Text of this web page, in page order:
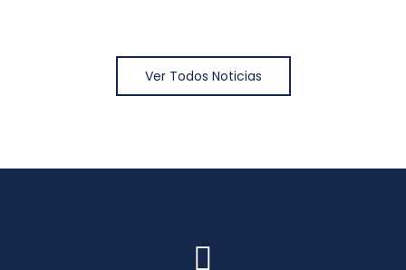
Ver Todos Noticias